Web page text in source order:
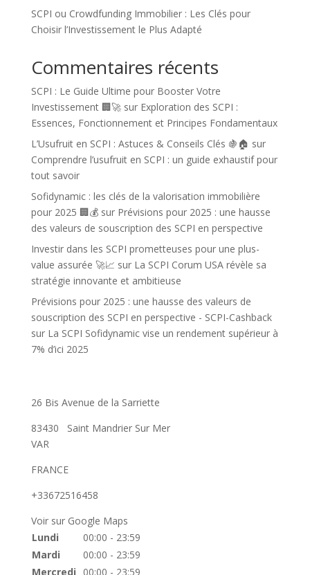
SCPI ou Crowdfunding Immobilier : Les Clés pour
Choisir l’Investissement le Plus Adapté
Commentaires récents
SCPI : Le Guide Ultime pour Booster Votre
Investissement 🏢🚀sur Exploration des SCPI :
Essences, Fonctionnement et Principes Fondamentaux
L’Usufruit en SCPI : Astuces & Conseils Clés 🍇🏠 sur
Comprendre l’usufruit en SCPI : un guide exhaustif pour
tout savoir
Sofidynamic : les clés de la valorisation immobilière
pour 2025 🏢💰sur Prévisions pour 2025 : une hausse
des valeurs de souscription des SCPI en perspective
Investir dans les SCPI prometteuses pour une plus-
value assurée 🚀📈 sur La SCPI Corum USA révèle sa
stratégie innovante et ambitieuse
Prévisions pour 2025 : une hausse des valeurs de
souscription des SCPI en perspective - SCPI-Cashback
sur La SCPI Sofidynamic vise un rendement supérieur à
7% d’ici 2025
26 Bis Avenue de la Sarriette
83430
Saint Mandrier Sur Mer
VAR
FRANCE
+33672516458
Voir sur Google Maps
Lundi
00:00 - 23:59
Mardi
00:00 - 23:59
Mercredi
00:00 - 23:59